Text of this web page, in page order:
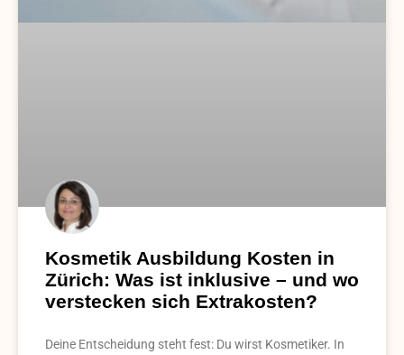
Kosmetik Ausbildung Kosten in
Zürich: Was ist inklusive – und wo
verstecken sich Extrakosten?
Deine Entscheidung steht fest: Du wirst Kosmetiker. In